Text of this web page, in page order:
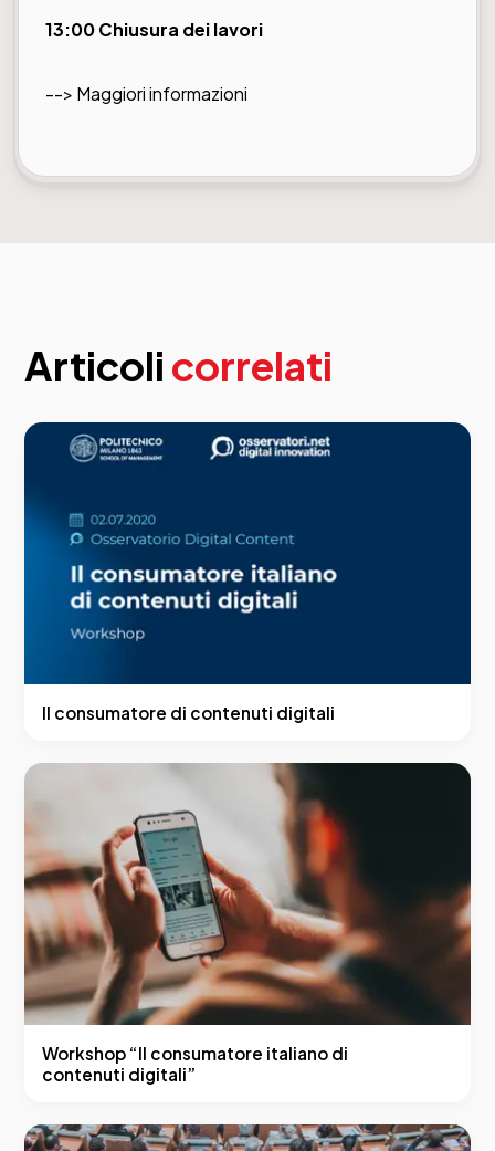
13:00 Chiusura dei lavori
--> Maggiori informazioni
Articoli correlati
Il consumatore di contenuti digitali
Workshop “Il consumatore italiano di
contenuti digitali”